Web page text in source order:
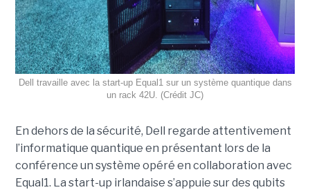
Dell travaille avec la start-up Equal1 sur un système quantique dans
un rack 42U. (Crédit JC)
En dehors de la sécurité, Dell regarde attentivement
l’informatique quantique en présentant lors de la
conférence un système opéré en collaboration avec
Equal1. La start-up irlandaise s’appuie sur des qubits